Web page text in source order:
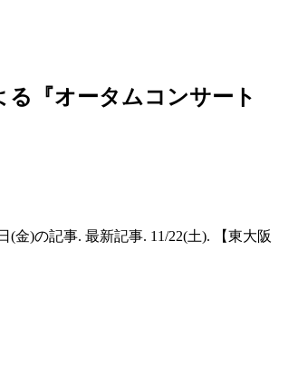
『オータムコンサート
(金)の記事. 最新記事. 11/22(土). 【東大阪